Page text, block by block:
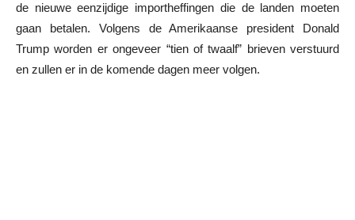
de nieuwe eenzijdige importheffingen die de landen moeten
gaan betalen. Volgens de Amerikaanse president Donald
Trump worden er ongeveer “tien of twaalf” brieven verstuurd
en zullen er in de komende dagen meer volgen.